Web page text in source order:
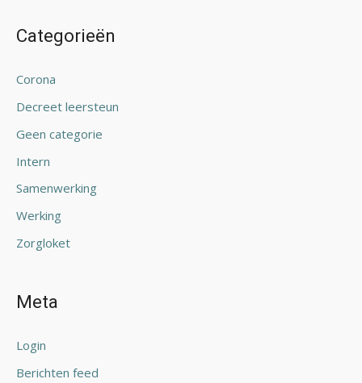
Categorieën
Corona
Decreet leersteun
Geen categorie
Intern
Samenwerking
Werking
Zorgloket
Meta
Login
Berichten feed